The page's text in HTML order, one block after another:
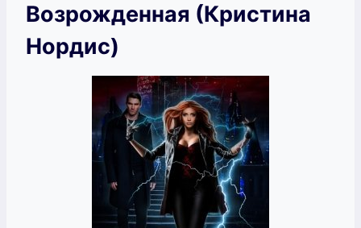
Возрожденная (Кристина
Нордис)